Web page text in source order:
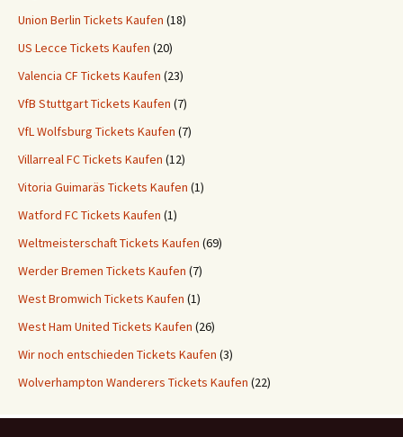
Union Berlin Tickets Kaufen (18)
US Lecce Tickets Kaufen (20)
Valencia CF Tickets Kaufen (23)
VfB Stuttgart Tickets Kaufen (7)
VfL Wolfsburg Tickets Kaufen (7)
Villarreal FC Tickets Kaufen (12)
Vitoria Guimaräs Tickets Kaufen (1)
Watford FC Tickets Kaufen (1)
Weltmeisterschaft Tickets Kaufen (69)
Werder Bremen Tickets Kaufen (7)
West Bromwich Tickets Kaufen (1)
West Ham United Tickets Kaufen (26)
Wir noch entschieden Tickets Kaufen (3)
Wolverhampton Wanderers Tickets Kaufen (22)